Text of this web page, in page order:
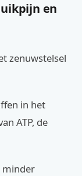
en
zenuwstelsel
in het
ATP, de
minder